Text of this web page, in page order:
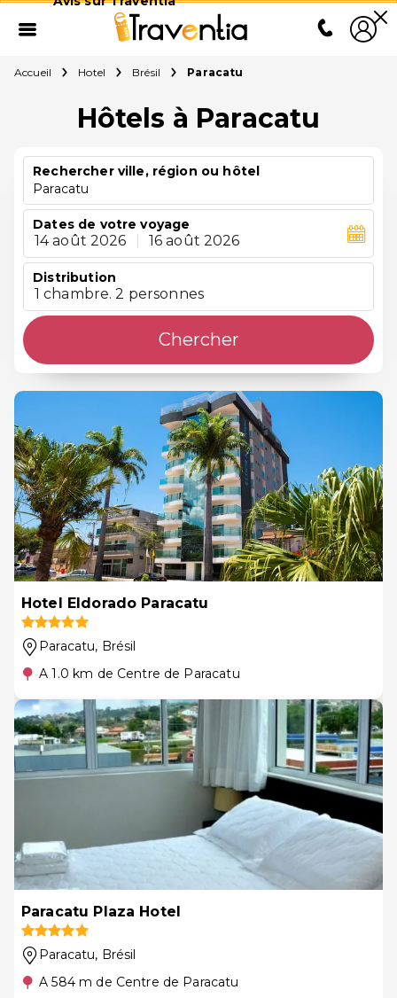
Accueil Hotel Brésil Paracatu
Hôtels à Paracatu
Rechercher ville, région ou hôtel
Paracatu
Dates de votre voyage
14 août 2026 16 août 2026
Distribution
1 chambre. 2 personnes
Chercher
Hotel Eldorado Paracatu
Paracatu, Brésil
A 1.0 km de Centre de Paracatu
Paracatu Plaza Hotel
Paracatu, Brésil
A 584 m de Centre de Paracatu